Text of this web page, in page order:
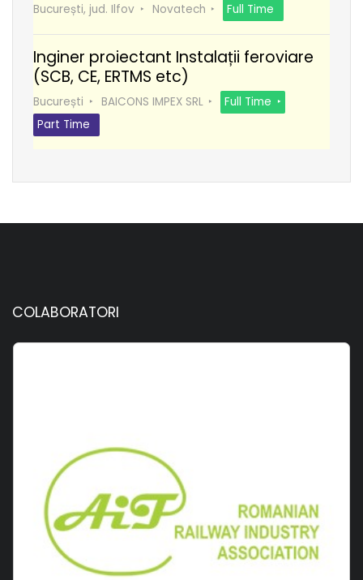
București, jud. Ilfov Novatech Full Time
Inginer proiectant Instalații feroviare
(SCB, CE, ERTMS etc)
București BAICONS IMPEX SRL
Full Time
Part Time
COLABORATORI